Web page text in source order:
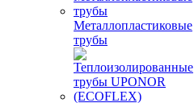
Металлопластиковые
трубы